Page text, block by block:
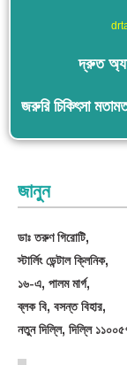
দ্রুত
জরুরি চিকিৎসা
জানুন
ডাঃ তরুণ গিরোটি,
স্টার্লিং ডেন্টাল ক্লিনিক,
১৬-এ, পালম মার্গ,
ব্লক বি, বসন্ত বিহার,
নতুন দিল্লি, দিল্লি